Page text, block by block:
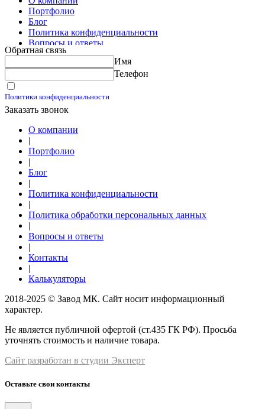
Портфолио
Блог
Политика конфиденциальности
Вопросы и ответы
Контакты
Обратная связь
Имя
Телефон
Политики конфиденциальности
Заказать звонок
О компании
|
Портфолио
|
Блог
|
Политика конфиденциальности
|
Политика обработки персональных данных
|
Вопросы и ответы
|
Контакты
|
Калькуляторы
2018-2025 © Завод МК. Сайт носит информационный
характер.
Не является публичной офертой (ст.435 ГК РФ). Просьба
уточнять стоимость и наличие товара.
Сайт разработан в студии Эксперт
Оставьте свои контакты